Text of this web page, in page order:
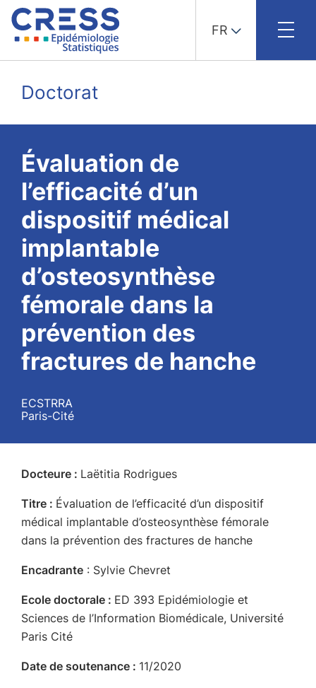
content
FR
Doctorat
Évaluation de
l’efficacité d’un
dispositif médical
implantable
d’osteosynthèse
fémorale dans la
prévention des
fractures de hanche
ECSTRRA
Paris-Cité
Docteure : Laëtitia Rodrigues
Titre : Évaluation de l’efficacité d’un dispositif
médical implantable d’osteosynthèse fémorale
dans la prévention des fractures de hanche
Encadrante : Sylvie Chevret
Ecole doctorale : ED 393 Epidémiologie et
Sciences de l’Information Biomédicale, Université
Paris Cité
Date de soutenance : 11/2020